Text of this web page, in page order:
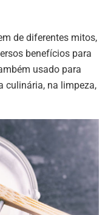
de diferentes mitos,
benefícios para
usado para
culinária, na limpeza,